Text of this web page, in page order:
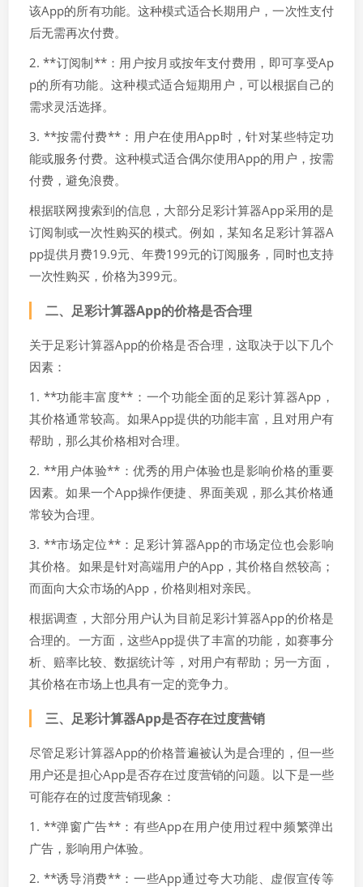
该App的所有功能。这种模式适合长期用户，一次性支付
后无需再次付费。
2. **订阅制**：用户按月或按年支付费用，即可享受Ap
p的所有功能。这种模式适合短期用户，可以根据自己的
需求灵活选择。
3. **按需付费**：用户在使用App时，针对某些特定功
能或服务付费。这种模式适合偶尔使用App的用户，按需
付费，避免浪费。
根据联网搜索到的信息，大部分足彩计算器App采用的是
订阅制或一次性购买的模式。例如，某知名足彩计算器A
pp提供月费19.9元、年费199元的订阅服务，同时也支持
一次性购买，价格为399元。
二、足彩计算器App的价格是否合理
关于足彩计算器App的价格是否合理，这取决于以下几个
因素：
1. **功能丰富度**：一个功能全面的足彩计算器App，
其价格通常较高。如果App提供的功能丰富，且对用户有
帮助，那么其价格相对合理。
2. **用户体验**：优秀的用户体验也是影响价格的重要
因素。如果一个App操作便捷、界面美观，那么其价格通
常较为合理。
3. **市场定位**：足彩计算器App的市场定位也会影响
其价格。如果是针对高端用户的App，其价格自然较高；
而面向大众市场的App，价格则相对亲民。
根据调查，大部分用户认为目前足彩计算器App的价格是
合理的。一方面，这些App提供了丰富的功能，如赛事分
析、赔率比较、数据统计等，对用户有帮助；另一方面，
其价格在市场上也具有一定的竞争力。
三、足彩计算器App是否存在过度营销
尽管足彩计算器App的价格普遍被认为是合理的，但一些
用户还是担心App是否存在过度营销的问题。以下是一些
可能存在的过度营销现象：
1. **弹窗广告**：有些App在用户使用过程中频繁弹出
广告，影响用户体验。
2. **诱导消费**：一些App通过夸大功能、虚假宣传等